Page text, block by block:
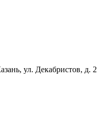
ул. Декабристов, д. 2